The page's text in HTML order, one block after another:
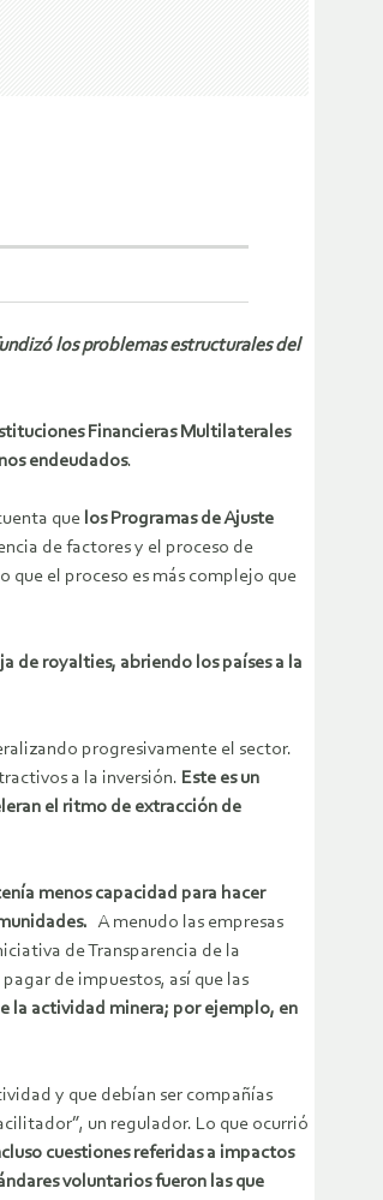
los problemas estructurales del
Financieras Multilaterales
endeudados.
que los Programas de Ajuste
de factores y el proceso de
que el proceso es más complejo que
de royalties, abriendo los países a la
progresivamente el sector.
a la inversión. Este es un
el ritmo de extracción de
menos capacidad para hacer
A menudo las empresas
de Transparencia de la
de impuestos, así que las
la actividad minera; por ejemplo, en
y que debían ser compañías
un regulador. Lo que ocurrió
cuestiones referidas a impactos
voluntarios fueron las que